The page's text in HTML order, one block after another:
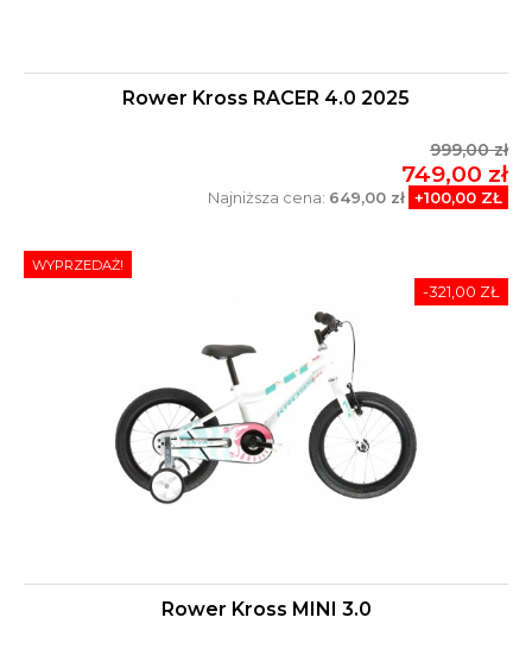
Rower Kross RACER 4.0 2025
999,00 zł
749,00 zł
Najniższa cena: 649,00 zł +100,00 ZŁ
Rower Kross MINI 3.0
WYPRZEDAŻ!
-321,00 ZŁ